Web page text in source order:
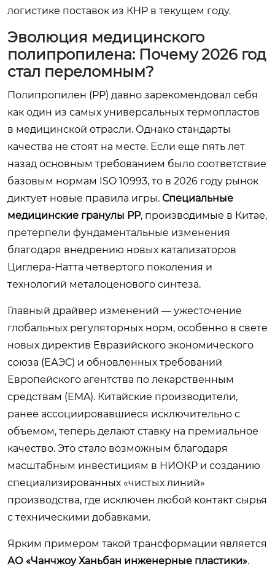
логистике поставок из КНР в текущем году.
Эволюция медицинского
полипропилена: Почему 2026 год
стал переломным?
Полипропилен (PP) давно зарекомендовал себя
как один из самых универсальных термопластов
в медицинской отрасли. Однако стандарты
качества не стоят на месте. Если еще пять лет
назад основным требованием было соответствие
базовым нормам ISO 10993, то в 2026 году рынок
диктует новые правила игры. Специальные
медицинские гранулы PP, производимые в Китае,
претерпели фундаментальные изменения
благодаря внедрению новых катализаторов
Циглера-Натта четвертого поколения и
технологий металоценового синтеза.
Главный драйвер изменений — ужесточение
глобальных регуляторных норм, особенно в свете
новых директив Евразийского экономического
союза (ЕАЭС) и обновленных требований
Европейского агентства по лекарственным
средствам (EMA). Китайские производители,
ранее ассоциировавшиеся исключительно с
объемом, теперь делают ставку на премиальное
качество. Это стало возможным благодаря
масштабным инвестициям в НИОКР и созданию
специализированных «чистых линий»
производства, где исключен любой контакт сырья
с техническими добавками.
Ярким примером такой трансформации является
АО «Чанчжоу Ханьбан инженерные пластики».